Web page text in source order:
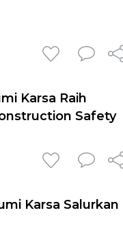
Karsa Raih
Safety
Karsa Salurkan